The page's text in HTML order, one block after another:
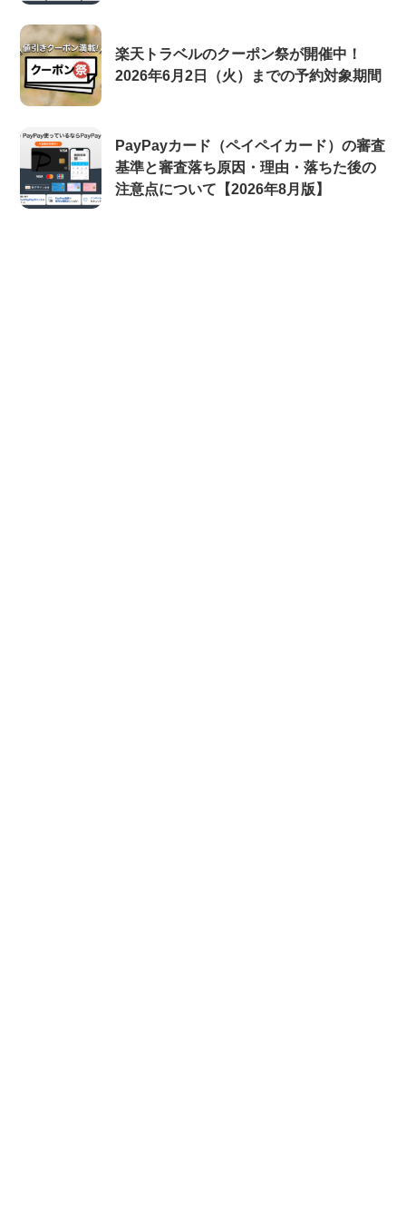
楽天トラベルのクーポン祭が開催中！
2026年6月2日（火）までの予約対象期間
PayPayカード（ペイペイカード）の審査
基準と審査落ち原因・理由・落ちた後の
注意点について【2026年8月版】